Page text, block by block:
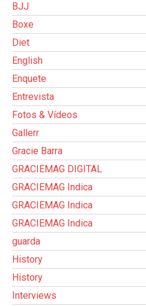
BJJ
Boxe
Diet
English
Enquete
Entrevista
Fotos & Vídeos
Gallerr
Gracie Barra
GRACIEMAG DIGITAL
GRACIEMAG Indica
GRACIEMAG Indica
GRACIEMAG Indica
guarda
History
History
Interviews